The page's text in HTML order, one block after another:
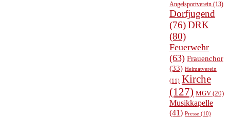
Angelsportverein(13)
Dorfjugend
(76)DRK
(80)
Feuerwehr
(63) Frauenchor
(33) Heimatverein
(11) Kirche
(127) MGV(20)
Musikkapelle
(41) Presse(10)